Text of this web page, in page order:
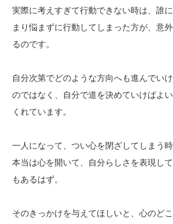
実際に考えすぎて行動できない時は、誰
まり悩まずに行動してしまった方が、意
るのです。
自分次第でどのような方向へも進んでい
のではなく、自分で道を決めていけばよ
くれています。
一人になって、つい心を閉ざしてしまう
本当は心を開いて、自分らしさを表現し
もあるはず。
そのきっかけを与えてほしいと、心のど